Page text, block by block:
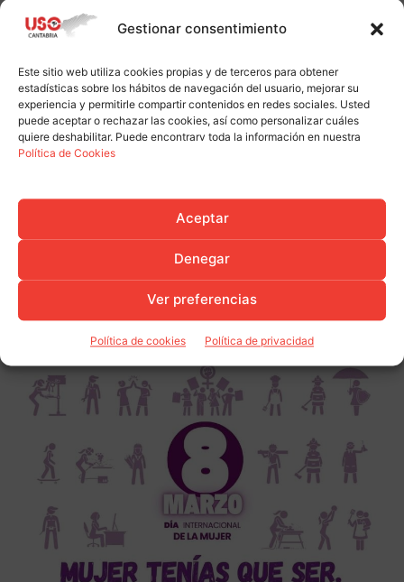
Gestionar consentimiento
Este sitio web utiliza cookies propias y de terceros para obtener
estadísticas sobre los hábitos de navegación del usuario, mejorar su
experiencia y permitirle compartir contenidos en redes sociales. Usted
puede aceptar o rechazar las cookies, así como personalizar cuáles
quiere deshabilitar. Puede encontrarv toda la información en nuestra
Política de Cookies
Aceptar
Denegar
Ver preferencias
Política de cookies Política de privacidad